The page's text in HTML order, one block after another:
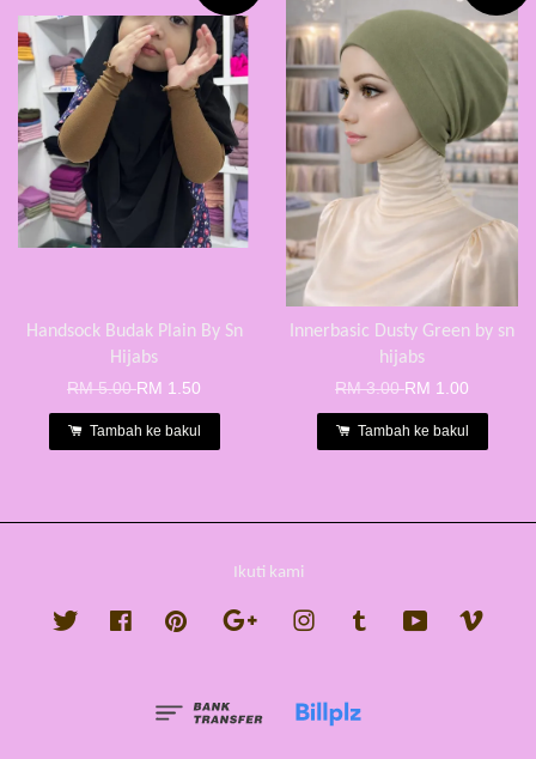
Handsock Budak Plain By Sn
Hijabs
RM 5.00RM 1.50
Tambah ke bakul
Innerbasic Dusty Green by sn
hijabs
RM 3.00RM 1.00
Tambah ke bakul
Ikuti kami
Twitter FacebookPinterest Google InstagramTumblr YouTube